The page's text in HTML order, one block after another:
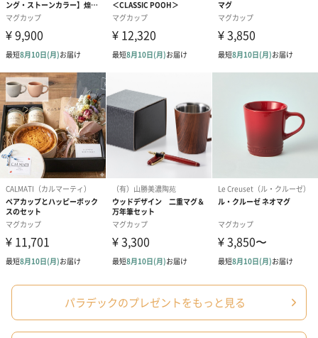
パッケージサ
イズ
【イニシャルマグ】
115mm・95mm・123mm
【メッセージプレート入り砂時計】
長さ75mm・幅75mm・高さ145mm
【オリジナルサシェ_ティータイムセット】
長さ85mm・幅85mm・高さ25mm
全体重量
【イニシャルマグ】
350g
【メッセージプレート入り砂時計】
【オリジナルサシェ_ティータイムセット】
52g
製造国
【イニシャルマグ】
マグ：中国
木フタ：ベトナム
中国
【オリジナルサシェ_ティータイムセット】
日本
パラデックのプレゼントをもっと見る